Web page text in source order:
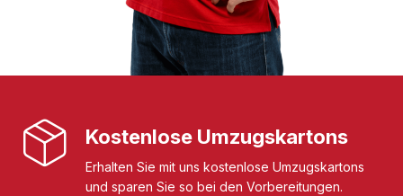
Kostenlose Umzugskartons
Erhalten Sie mit uns kostenlose Umzugskartons
und sparen Sie so bei den Vorbereitungen.